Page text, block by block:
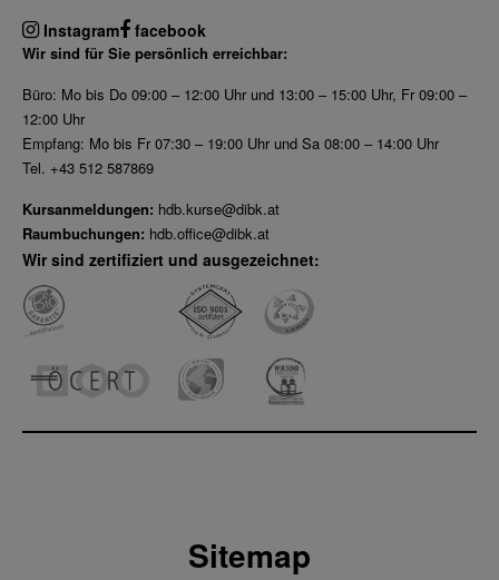
Instagram facebook
Wir sind für Sie persönlich erreichbar:
Büro: Mo bis Do 09:00 – 12:00 Uhr und 13:00 – 15:00 Uhr, Fr 09:00 –
12:00 Uhr
Empfang: Mo bis Fr 07:30 – 19:00 Uhr und Sa 08:00 – 14:00 Uhr
Tel. +43 512 587869
Kursanmeldungen: hdb.kurse@dibk.at
Raumbuchungen: hdb.office@dibk.at
Wir sind zertifiziert und ausgezeichnet:
Sitemap